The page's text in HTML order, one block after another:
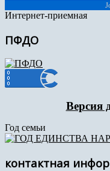
Интернет-приемная
ПФДО
Версия
Год семьи
контактная